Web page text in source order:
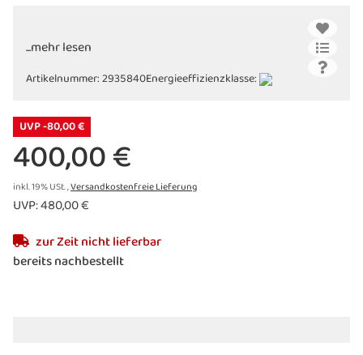
...mehr lesen
Artikelnummer:2935840Energieeffizienzklasse:
UVP -80,00 €
400,00 €
inkl. 19% USt. ,Versandkostenfreie Lieferung
UVP:480,00 €
zur Zeit nicht lieferbar
bereits nachbestellt